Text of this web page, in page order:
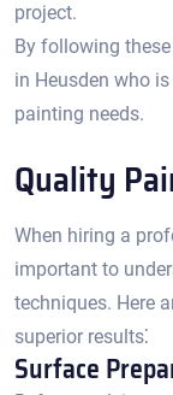
project.
By following
in Heusden who
painting needs.​
Quality
When hiring a
important to
techniques.​ Here
superior results⁚
Surface